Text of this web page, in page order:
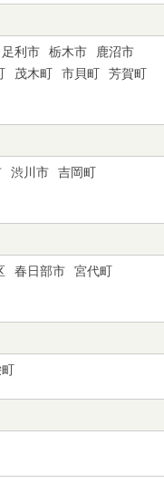
足利市 栃木市
鹿沼市
茂木町 市貝町
芳賀町
渋川市
吉岡町
春日部市
宮代町